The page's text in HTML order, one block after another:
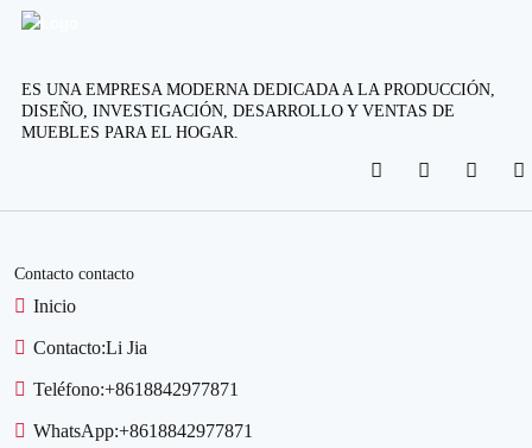
ES UNA EMPRESA MODERNA DEDICADA A LA PRODUCCIÓN,
DISEÑO, INVESTIGACIÓN, DESARROLLO Y VENTAS DE
MUEBLES PARA EL HOGAR.
Contacto contacto
Inicio
Contacto:Li Jia
Teléfono:+8618842977871
WhatsApp:+8618842977871